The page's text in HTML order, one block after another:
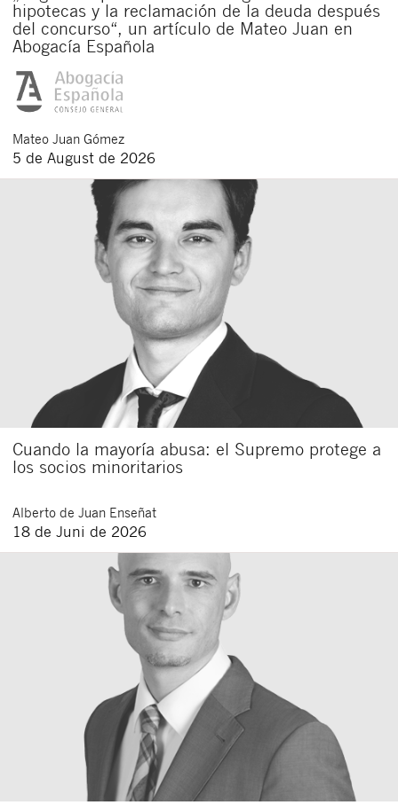
hipotecas y la reclamación de la deuda después
del concurso“, un artículo de Mateo Juan en
Abogacía Española
Mateo Juan Gómez
5 de August de 2026
Cuando la mayoría abusa: el Supremo protege a
los socios minoritarios
Alberto de Juan Enseñat
18 de Juni de 2026